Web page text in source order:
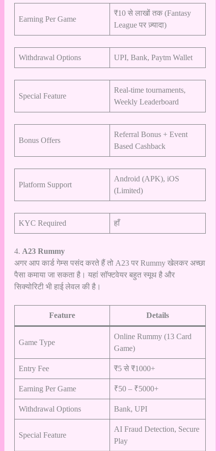
Earning Per Game
₹10 से लाखों तक (Fantasy
League पर ज़्यादा)
Withdrawal Options UPI, Bank, Paytm Wallet
Special Feature
Real-time tournaments,
Weekly Leaderboard
Bonus Offers
Referral Bonus + Event
Based Cashback
Platform Support
Android (APK), iOS
(Limited)
KYC Required हाँ
4. A23 Rummy
अगर आप कार्ड गेम्स पसंद करते हैं तो A23 पर Rummy खेलकर अच्छा
पैसा कमाया जा सकता है। यहां सॉफ्टवेयर बहुत स्मूथ है और
सिक्योरिटी भी हाई लेवल की है।
Feature Details
Game Type
Online Rummy (13 Card
Game)
Entry Fee ₹5 से ₹1000+
Earning Per Game ₹50 – ₹5000+
Withdrawal Options Bank, UPI
Special Feature
AI Fraud Detection, Secure
Play